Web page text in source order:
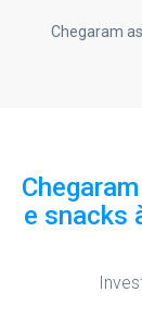
Chegaram
e snacks